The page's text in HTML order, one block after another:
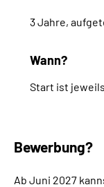
3 Jahre,
Wann?
Start ist
Bewerbung?
Ab Juni 2027